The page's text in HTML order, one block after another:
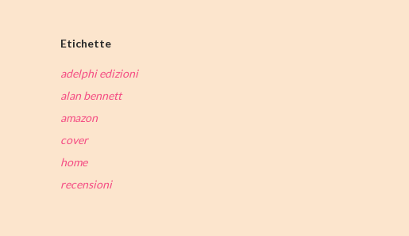
Etichette
adelphi edizioni
alan bennett
amazon
cover
home
recensioni